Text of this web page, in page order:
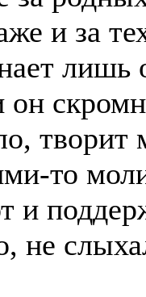
и за
лишь
он
то
и
не